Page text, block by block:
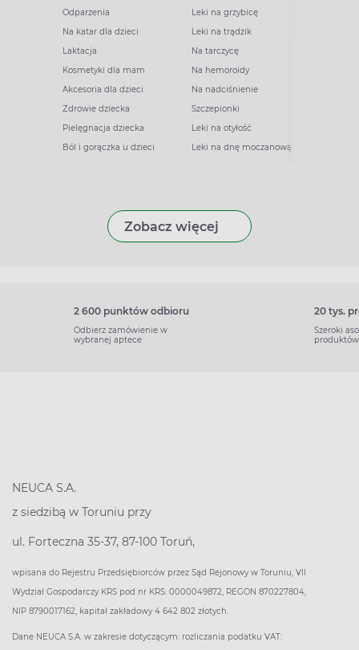
Odparzenia
Na katar dla dzieci
Laktacja
Kosmetyki dla mam
Akcesoria dla dzieci
Zdrowie dziecka
Pielęgnacja dziecka
Ból i gorączka u dzieci
Leki na grzybicę
Leki na trądzik
Na tarczycę
Na hemoroidy
Na nadciśnienie
Szczepionki
Leki na otyłość
Leki na dnę moczanową
Zobacz więcej
2 600 punktów odbioru
Odbierz zamówienie w
wybranej aptece
20 tys.
Szeroki
produktów
NEUCA S.A.
z siedzibą w Toruniu przy
ul. Forteczna 35-37, 87-100 Toruń,
wpisana do Rejestru Przedsiębiorców przez Sąd Rejonowy w Toruniu, VII
Wydział Gospodarczy KRS pod nr KRS: 0000049872, REGON 870227804,
NIP 8790017162, kapitał zakładowy 4 642 802 złotych.
Dane NEUCA S.A. w zakresie dotyczącym: rozliczania podatku VAT: